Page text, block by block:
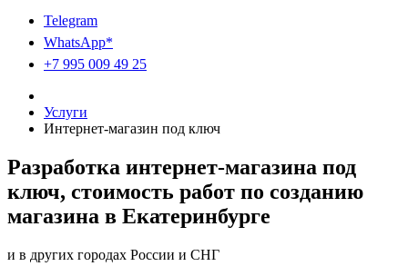
Telegram
WhatsApp*
+7 995 009 49 25
Услуги
Интернет-магазин под ключ
Разработка интернет-магазина под
ключ, стоимость работ по созданию
магазина в Екатеринбурге
и в других городах России и СНГ